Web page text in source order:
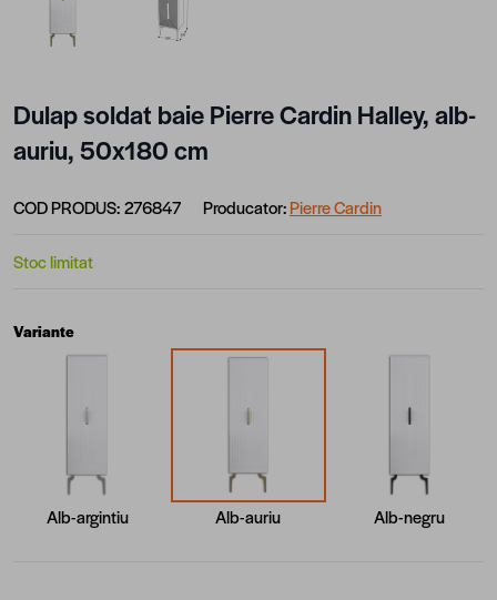
Dulap soldat baie Pierre Cardin Halley, alb-
auriu, 50x180 cm
COD PRODUS:276847 Producator:Pierre Cardin
Stoc limitat
Variante
Alb-argintiu Alb-auriu Alb-negru